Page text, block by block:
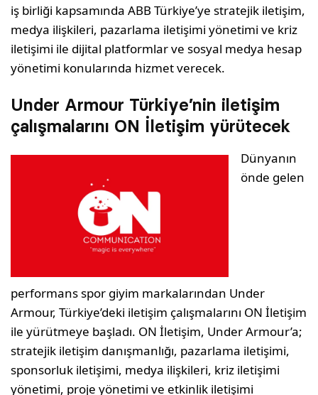
iş birliği kapsamında ABB Türkiye’ye stratejik iletişim,
medya ilişkileri, pazarlama iletişimi yönetimi ve kriz
iletişimi ile dijital platformlar ve sosyal medya hesap
yönetimi konularında hizmet verecek.
Under Armour Türkiye’nin iletişim
çalışmalarını ON İletişim yürütecek
Dünyanın
önde gelen
performans spor giyim markalarından Under
Armour, Türkiye’deki iletişim çalışmalarını ON İletişim
ile yürütmeye başladı. ON İletişim, Under Armour’a;
stratejik iletişim danışmanlığı, pazarlama iletişimi,
sponsorluk iletişimi, medya ilişkileri, kriz iletişimi
yönetimi, proje yönetimi ve etkinlik iletişimi